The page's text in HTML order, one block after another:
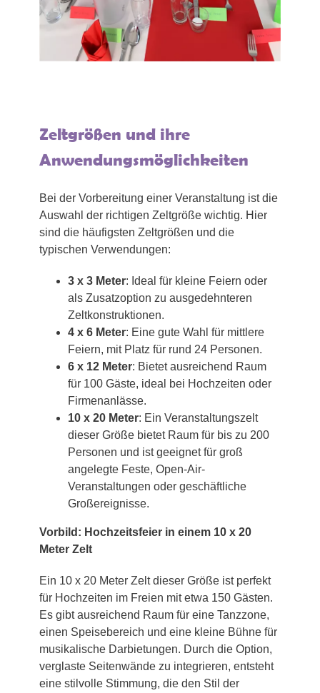
Zeltgrößen und ihre
Anwendungsmöglichkeiten
Bei der Vorbereitung einer Veranstaltung ist die
Auswahl der richtigen Zeltgröße wichtig. Hier
sind die häufigsten Zeltgrößen und die
typischen Verwendungen:
3 x 3 Meter: Ideal für kleine Feiern oder
als Zusatzoption zu ausgedehnteren
Zeltkonstruktionen.
4 x 6 Meter: Eine gute Wahl für mittlere
Feiern, mit Platz für rund 24 Personen.
6 x 12 Meter: Bietet ausreichend Raum
für 100 Gäste, ideal bei Hochzeiten oder
Firmenanlässe.
10 x 20 Meter: Ein Veranstaltungszelt
dieser Größe bietet Raum für bis zu 200
Personen und ist geeignet für groß
angelegte Feste, Open-Air-
Veranstaltungen oder geschäftliche
Großereignisse.
Vorbild: Hochzeitsfeier in einem 10 x 20
Meter Zelt
Ein 10 x 20 Meter Zelt dieser Größe ist perfekt
für Hochzeiten im Freien mit etwa 150 Gästen.
Es gibt ausreichend Raum für eine Tanzzone,
einen Speisebereich und eine kleine Bühne für
musikalische Darbietungen. Durch die Option,
verglaste Seitenwände zu integrieren, entsteht
eine stilvolle Stimmung, die den Stil der